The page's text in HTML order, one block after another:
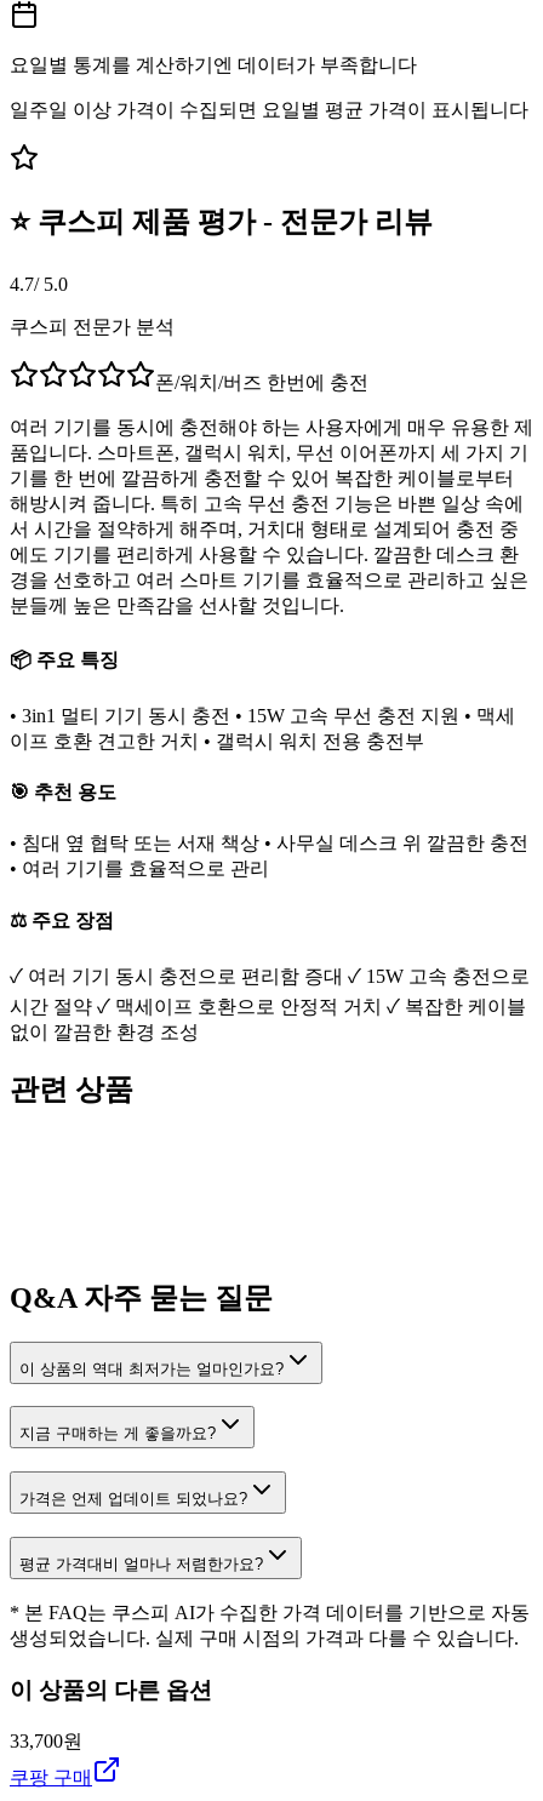
요일별 통계를 계산하기엔 데이터가 부족합니다
일주일 이상 가격이 수집되면 요일별 평균 가격이 표시됩니다
⭐ 쿠스피 제품 평가 - 전문가 리뷰
4.7/ 5.0
쿠스피 전문가 분석
폰/워치/버즈 한번에 충전
여러 기기를 동시에 충전해야 하는 사용자에게 매우 유용한 제
품입니다. 스마트폰, 갤럭시 워치, 무선 이어폰까지 세 가지 기
기를 한 번에 깔끔하게 충전할 수 있어 복잡한 케이블로부터
해방시켜 줍니다. 특히 고속 무선 충전 기능은 바쁜 일상 속에
서 시간을 절약하게 해주며, 거치대 형태로 설계되어 충전 중
에도 기기를 편리하게 사용할 수 있습니다. 깔끔한 데스크 환
경을 선호하고 여러 스마트 기기를 효율적으로 관리하고 싶은
분들께 높은 만족감을 선사할 것입니다.
📦 주요 특징
• 3in1 멀티 기기 동시 충전 • 15W 고속 무선 충전 지원 • 맥세
이프 호환 견고한 거치 • 갤럭시 워치 전용 충전부
🎯 추천 용도
• 침대 옆 협탁 또는 서재 책상 • 사무실 데스크 위 깔끔한 충전
• 여러 기기를 효율적으로 관리
⚖️ 주요 장점
✓ 여러 기기 동시 충전으로 편리함 증대 ✓ 15W 고속 충전으로
시간 절약 ✓ 맥세이프 호환으로 안정적 거치 ✓ 복잡한 케이블
없이 깔끔한 환경 조성
관련 상품
Q&A 자주 묻는 질문
이 상품의 역대 최저가는 얼마인가요?
지금 구매하는 게 좋을까요?
가격은 언제 업데이트 되었나요?
평균 가격대비 얼마나 저렴한가요?
* 본 FAQ는 쿠스피 AI가 수집한 가격 데이터를 기반으로 자동
생성되었습니다. 실제 구매 시점의 가격과 다를 수 있습니다.
이 상품의 다른 옵션
33,700원
쿠팡 구매